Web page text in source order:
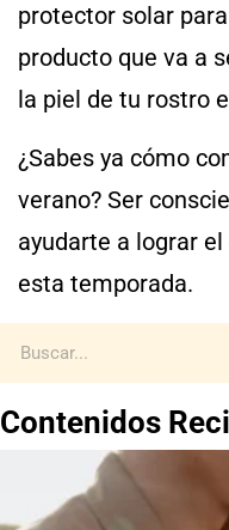
protector solar
producto que va a
la piel de tu rostro
¿Sabes ya cómo
verano? Ser
ayudarte a lograr el
esta temporada.
Contenidos